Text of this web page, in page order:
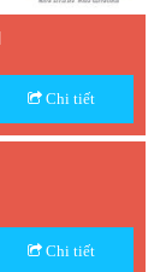
Chi tiết
Chi tiết